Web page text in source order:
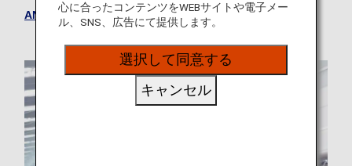
ANAグループウェブサイトへ
心に合ったコンテンツをWEBサイトや電子メー
ル、SNS、広告にて提供します。
選択して同意する
キャンセル